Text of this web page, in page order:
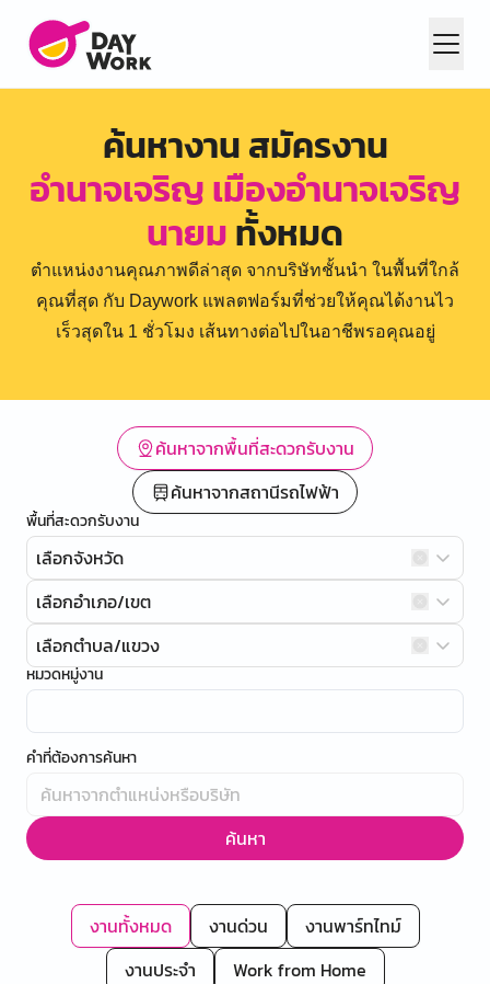
ค้นหางาน สมัครงาน
อำนาจเจริญ เมืองอำนาจเจริญ
นายมทั้งหมด
ตำแหน่งงานคุณภาพดีล่าสุด จากบริษัทชั้นนำ ในพื้นที่ใกล้
คุณที่สุด กับ Daywork แพลตฟอร์มที่ช่วยให้คุณได้งานไว
เร็วสุดใน 1 ชั่วโมง เส้นทางต่อไปในอาชีพรอคุณอยู่
ค้นหาจากพื้นที่สะดวกรับงาน
ค้นหาจากสถานีรถไฟฟ้า
พื้นที่สะดวกรับงาน
เลือกจังหวัด
เลือกอำเภอ/เขต
เลือกตำบล/แขวง
หมวดหมู่งาน
คำที่ต้องการค้นหา
ค้นหา
งานทั้งหมด งานด่วน
งานพาร์ทไทม์
งานประจำ
Work from Home